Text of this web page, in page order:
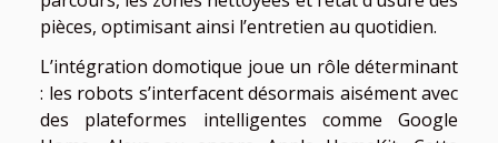
pièces, optimisant ainsi l’entretien au quotidien.
L’intégration domotique joue un rôle déterminant
: les robots s’interfacent désormais aisément avec
des plateformes intelligentes comme Google